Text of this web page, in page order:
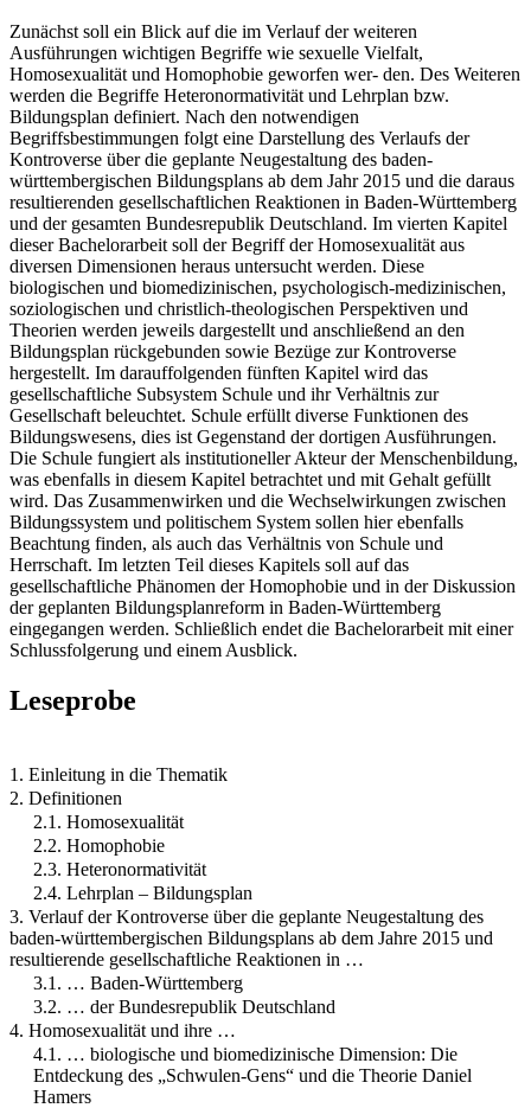
Zunächst soll ein Blick auf die im Verlauf der weiteren
Ausführungen wichtigen Begriffe wie sexuelle Vielfalt,
Homosexualität und Homophobie geworfen wer- den. Des Weiteren
werden die Begriffe Heteronormativität und Lehrplan bzw.
Bildungsplan definiert. Nach den notwendigen
Begriffsbestimmungen folgt eine Darstellung des Verlaufs der
Kontroverse über die geplante Neugestaltung des baden-
württembergischen Bildungsplans ab dem Jahr 2015 und die daraus
resultierenden gesellschaftlichen Reaktionen in Baden-Württemberg
und der gesamten Bundesrepublik Deutschland. Im vierten Kapitel
dieser Bachelorarbeit soll der Begriff der Homosexualität aus
diversen Dimensionen heraus untersucht werden. Diese
biologischen und biomedizinischen, psychologisch-medizinischen,
soziologischen und christlich-theologischen Perspektiven und
Theorien werden jeweils dargestellt und anschließend an den
Bildungsplan rückgebunden sowie Bezüge zur Kontroverse
hergestellt. Im darauffolgenden fünften Kapitel wird das
gesellschaftliche Subsystem Schule und ihr Verhältnis zur
Gesellschaft beleuchtet. Schule erfüllt diverse Funktionen des
Bildungswesens, dies ist Gegenstand der dortigen Ausführungen.
Die Schule fungiert als institutioneller Akteur der Menschenbildung,
was ebenfalls in diesem Kapitel betrachtet und mit Gehalt gefüllt
wird. Das Zusammenwirken und die Wechselwirkungen zwischen
Bildungssystem und politischem System sollen hier ebenfalls
Beachtung finden, als auch das Verhältnis von Schule und
Herrschaft. Im letzten Teil dieses Kapitels soll auf das
gesellschaftliche Phänomen der Homophobie und in der Diskussion
der geplanten Bildungsplanreform in Baden-Württemberg
eingegangen werden. Schließlich endet die Bachelorarbeit mit einer
Schlussfolgerung und einem Ausblick.
Leseprobe
1. Einleitung in die Thematik
2. Definitionen
2.1. Homosexualität
2.2. Homophobie
2.3. Heteronormativität
2.4. Lehrplan – Bildungsplan
3. Verlauf der Kontroverse über die geplante Neugestaltung des
baden-württembergischen Bildungsplans ab dem Jahre 2015 und
resultierende gesellschaftliche Reaktionen in …
3.1. … Baden-Württemberg
3.2. … der Bundesrepublik Deutschland
4. Homosexualität und ihre …
4.1. … biologische und biomedizinische Dimension: Die
Entdeckung des „Schwulen-Gens“ und die Theorie Daniel
Hamers